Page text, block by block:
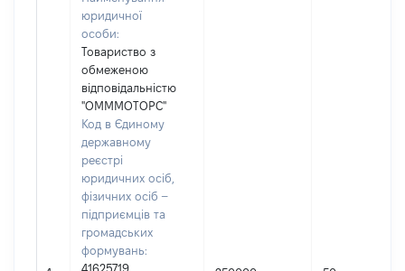
юридичної
особи:
Товариство з
обмеженою
відповідальністю
"ОМММОТОРС"
Код в Єдиному
державному
реєстрі
юридичних осіб,
фізичних осіб –
підприємців та
громадських
формувань:
41625719